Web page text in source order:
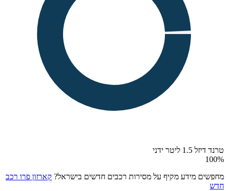
טרנד דיזל 1.5 ליטר ידני
100%
מחפשים מידע מקיף על מסירות רכבים חדשים בישראל? קארזון פרו רכב
חדש